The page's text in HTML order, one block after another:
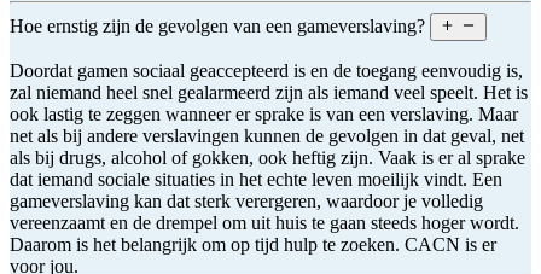
Hoe ernstig zijn de gevolgen van een gameverslaving?
Doordat gamen sociaal geaccepteerd is en de toegang eenvoudig is,
zal niemand heel snel gealarmeerd zijn als iemand veel speelt. Het is
ook lastig te zeggen wanneer er sprake is van een verslaving. Maar
net als bij andere verslavingen kunnen de gevolgen in dat geval, net
als bij drugs, alcohol of gokken, ook heftig zijn. Vaak is er al sprake
dat iemand sociale situaties in het echte leven moeilijk vindt. Een
gameverslaving kan dat sterk verergeren, waardoor je volledig
vereenzaamt en de drempel om uit huis te gaan steeds hoger wordt.
Daarom is het belangrijk om op tijd hulp te zoeken. CACN is er
voor jou.